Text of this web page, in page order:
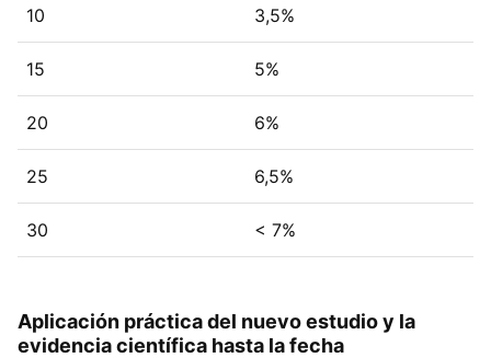
10 3,5%
15 5%
20 6%
25 6,5%
30 < 7%
Aplicación práctica del nuevo estudio y la
evidencia científica hasta la fecha